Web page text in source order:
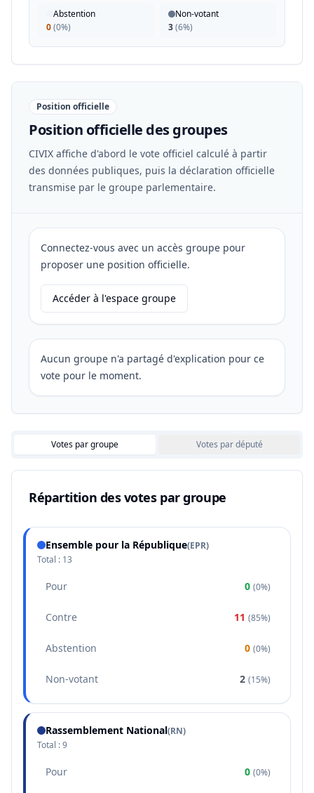
Abstention
0(0%)
Non-votant
3(6%)
Position officielle
Position officielle des groupes
CIVIX affiche d'abord le vote officiel calculé à partir
des données publiques, puis la déclaration officielle
transmise par le groupe parlementaire.
Connectez-vous avec un accès groupe pour
proposer une position officielle.
Accéder à l'espace groupe
Aucun groupe n'a partagé d'explication pour ce
vote pour le moment.
Votes par groupe Votes par député
Répartition des votes par groupe
Ensemble pour la République(EPR)
Total : 13
Pour 0 (0%)
Contre 11 (85%)
Abstention 0 (0%)
Non-votant 2 (15%)
Rassemblement National(RN)
Total :9
Pour 0 (0%)